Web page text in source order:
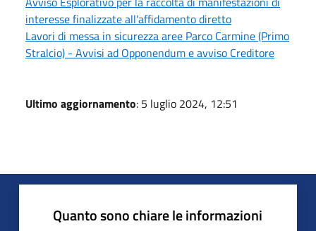
interesse finalizzate all'affidamento diretto
Lavori di messa in sicurezza aree Parco Carmine (Primo
Stralcio) - Avvisi ad Opponendum e avviso Creditore
Ultimo aggiornamento: 5 luglio 2024, 12:51
Quanto sono chiare le informazioni